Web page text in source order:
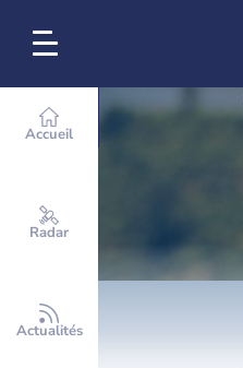
Accueil
Radar
Actualités